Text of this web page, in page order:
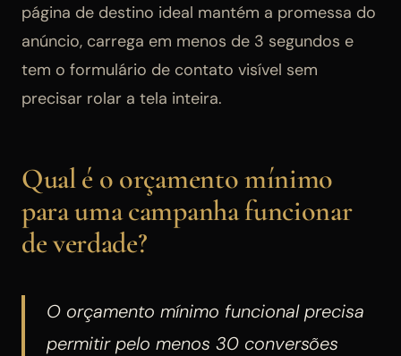
página de destino ideal mantém a promessa do
anúncio, carrega em menos de 3 segundos e
tem o formulário de contato visível sem
precisar rolar a tela inteira.
Qual é o orçamento mínimo
para uma campanha funcionar
de verdade?
O orçamento mínimo funcional precisa
permitir pelo menos 30 conversões